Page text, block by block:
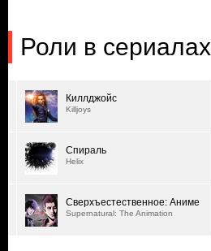
Роли в сериалах
Киллджойс
Killjoys
Спираль
Helix
Сверхъестественное: Аниме
Supernatural: The Animation